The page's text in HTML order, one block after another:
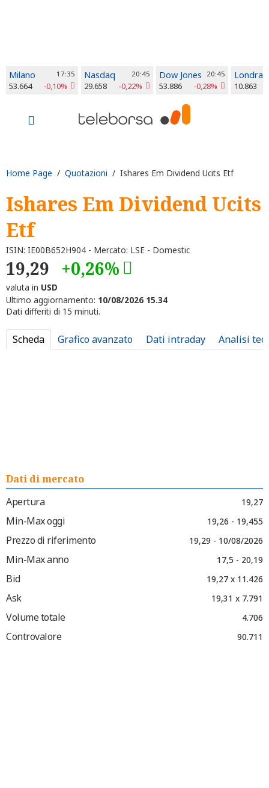
Milano 17:35
53.664 -0,10%
Nasdaq 20:45
29.658 -0,22%
Dow Jones 20:45
53.886 -0,28%
Londra
10.863
Home Page / Quotazioni / Ishares Em Dividend Ucits Etf
Ishares Em Dividend Ucits
Etf
ISIN: IE00B652H904 - Mercato: LSE - Domestic
19,29 +0,26%
valuta in USD
Ultimo aggiornamento: 10/08/2026 15.34
Dati differiti di 15 minuti.
Scheda Grafico avanzato Dati intraday Analisi
Dati di mercato
Apertura
19,27
Min-Max oggi 19,26 - 19,455
Prezzo di riferimento 19,29 - 10/08/2026
Min-Max anno 17,5 - 20,19
Bid 19,27 x 11.426
Ask 19,31 x 7.791
Volume totale 4.706
Controvalore 90.711